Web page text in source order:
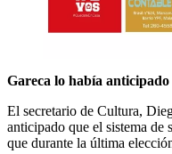
Gareca lo había anticipado
El secretario de Cultura,
anticipado que el sistema de
que durante la última